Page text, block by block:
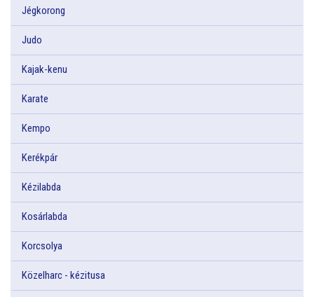
Jégkorong
Judo
Kajak-kenu
Karate
Kempo
Kerékpár
Kézilabda
Kosárlabda
Korcsolya
Közelharc - kézitusa